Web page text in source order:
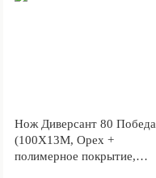
Нож Диверсант 80 Победа
(100Х13М, Орех +
полимерное покрытие,